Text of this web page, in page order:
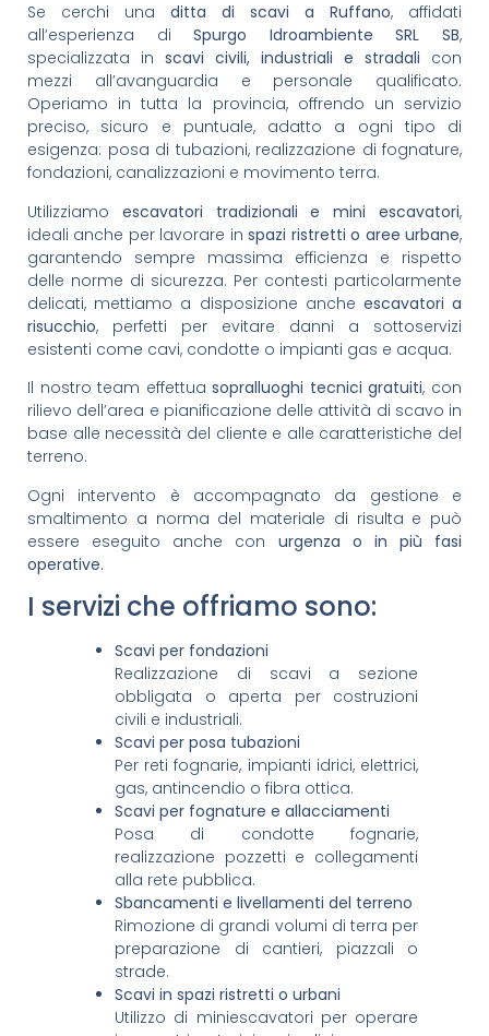
Se cerchi una ditta di scavi a Ruffano, affidati
all’esperienza diSpurgo Idroambiente SRL SB,
specializzata in scavi civili, industriali e stradali con
mezzi all’avanguardia e personale qualificato.
Operiamo in tutta la provincia, offrendo un servizio
preciso, sicuro e puntuale, adatto a ogni tipo di
esigenza: posa di tubazioni, realizzazione di fognature,
fondazioni, canalizzazioni e movimento terra.
Utilizziamo escavatori tradizionali e mini escavatori,
ideali anche per lavorare inspazi ristretti o aree urbane,
garantendo sempre massima efficienza e rispetto
delle norme di sicurezza. Per contesti particolarmente
delicati, mettiamo a disposizione anche escavatori a
risucchio, perfetti per evitare danni a sottoservizi
esistenti come cavi, condotte o impianti gas e acqua.
Il nostro team effettuasopralluoghi tecnici gratuiti, con
rilievo dell’area e pianificazione delle attività di scavo in
base alle necessità del cliente e alle caratteristiche del
terreno.
Ogni intervento è accompagnato da gestione e
smaltimento a norma del materiale di risulta e può
essere eseguito anche con urgenza o in più fasi
operative.
I servizi che offriamo sono:
Scavi per fondazioni
Realizzazione di scavi a sezione
obbligata o aperta per costruzioni
civili e industriali.
Scavi per posa tubazioni
Per reti fognarie, impianti idrici, elettrici,
gas, antincendio o fibra ottica.
Scavi per fognature e allacciamenti
Posa di condotte fognarie,
realizzazione pozzetti e collegamenti
alla rete pubblica.
Sbancamenti e livellamenti del terreno
Rimozione di grandi volumi di terra per
preparazione di cantieri, piazzali o
strade.
Scavi in spazi ristretti o urbani
Utilizzo di miniescavatori per operare